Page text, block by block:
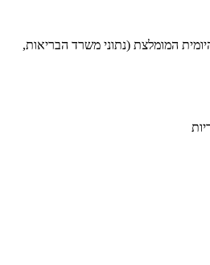
המומלצת (נתוני משרד הבריאות,